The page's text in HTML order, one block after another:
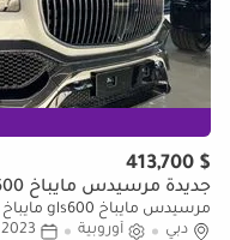
$ 413,700
جديدة مرسيدس مايباخ gls600 مايباخ
مرسيدس مايباخ gls600 مايباخ
دبي
أوروبية 2023